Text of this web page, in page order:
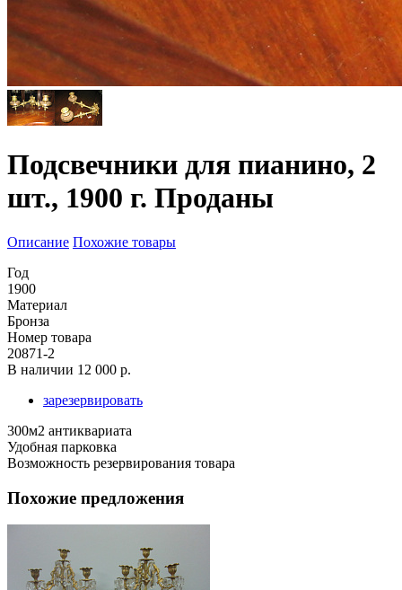
Подсвечники для пианино, 2
шт., 1900 г. Проданы
Описание Похожие товары
Год
1900
Материал
Бронза
Номер товара
20871-2
В наличии 12 000 р.
зарезервировать
300м2 антиквариата
Удобная парковка
Возможность резервирования товара
Похожие предложения